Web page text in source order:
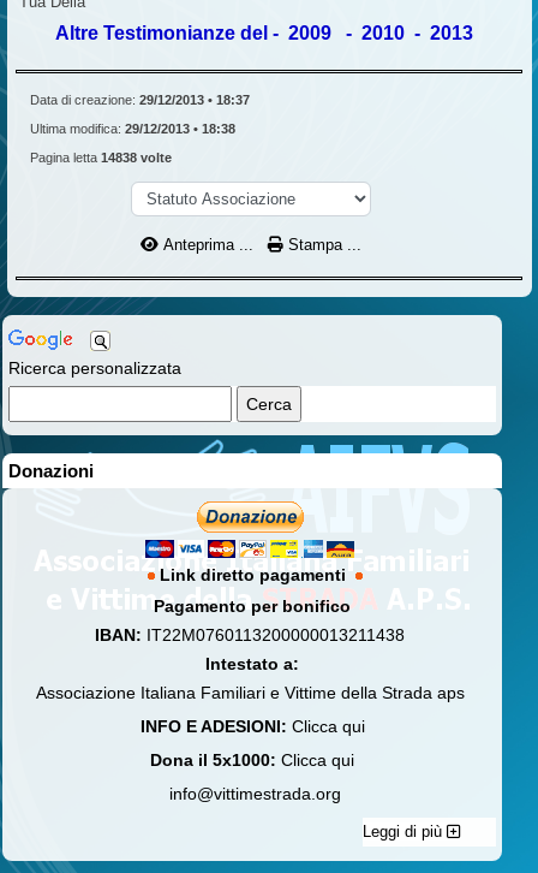
Ricerca personalizzata
Donazioni
Link diretto pagamenti
Pagamento per bonifico
IBAN: IT22M0760113200000013211438
Intestato a:
Associazione Italiana Familiari e Vittime della Strada aps
INFO E ADESIONI: Clicca qui
Dona il 5x1000: Clicca qui
info@vittimestrada.org
Leggi di più
Altre Testimonianze del - 2009 - 2010 - 2013
Data di creazione: 29/12/2013 • 18:37
Ultima modifica: 29/12/2013 • 18:38
Pagina letta 14838 volte
Anteprima ... Stampa ...